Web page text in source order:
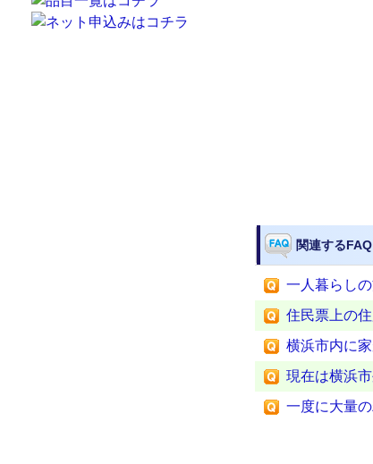
関連するFAQ
一人暮らし
住民票上の
横浜市内に
現在は横浜
一度に大量